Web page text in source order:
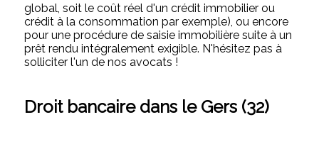
global, soit le coût réel d'un crédit immobilier ou
crédit à la consommation par exemple), ou encore
pour une procédure de saisie immobilière suite à un
prêt rendu intégralement exigible. N'hésitez pas à
solliciter l'un de nos avocats !
Droit bancaire dans le Gers (32)